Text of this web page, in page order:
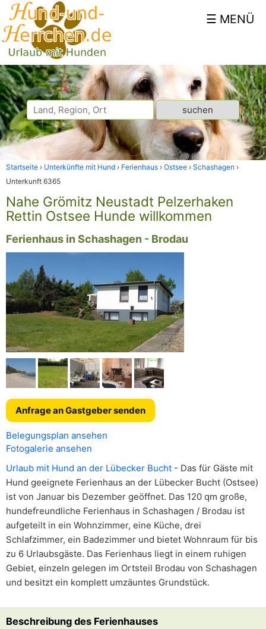
Startseite Unterkünfte mit Hund Ferienhaus Ostsee
Schashagen
Unterkunft 6365
Nahe Grömitz Neustadt Pelzerhaken
Rettin Ostsee Hunde willkommen
Ferienhaus in Schashagen - Brodau
Anfrage an Gastgeber senden
Belegungsplan ansehen
Fotogalerie ansehen
Urlaub mit Hund an der Lübecker Bucht - Das für Gäste mit
Hund geeignete Ferienhaus an der Lübecker Bucht (Ostsee)
ist von Januar bis Dezember geöffnet. Das 120 qm große,
hundefreundliche Ferienhaus in Schashagen / Brodau ist
aufgeteilt in ein Wohnzimmer, eine Küche, drei
Schlafzimmer, ein Badezimmer und bietet Wohnraum für bis
zu 6 Urlaubsgäste. Das Ferienhaus liegt in einem ruhigen
Gebiet, einzeln gelegen im Ortsteil Brodau von Schashagen
und besitzt ein komplett umzäuntes Grundstück.
Beschreibung des Ferienhauses